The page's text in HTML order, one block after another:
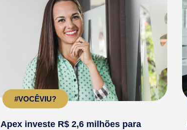
#VOCÊVIU?
Apex investe R$ 2,6 milhões para